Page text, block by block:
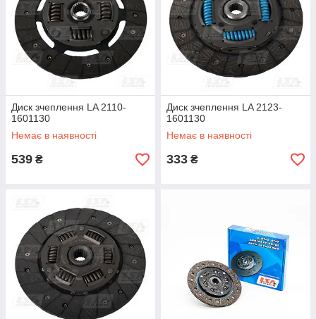
Диск зчеплення LA 2110-
1601130
Немає в наявності
539 ₴
Диск зчеплення LA 2123-
1601130
Немає в наявності
333 ₴